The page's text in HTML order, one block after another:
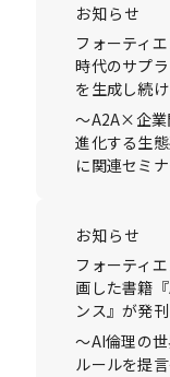
News
サイト内検索
Contact
フォーティ
時代のサプ
を生成し続
～A2A×企業
進化する生
に関連セミ
お知らせ
フォーティ
画した書籍
ンス』が発刊
～AI倫理の
ルールを提
お知らせ